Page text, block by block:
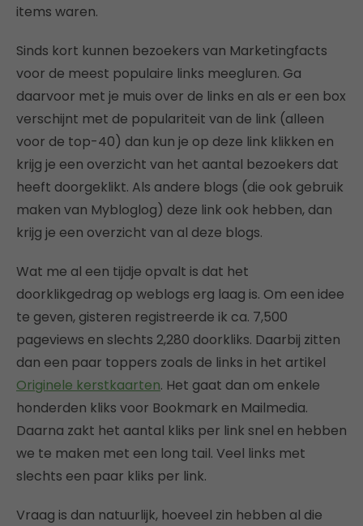
items waren.
Sinds kort kunnen bezoekers van Marketingfacts
voor de meest populaire links meegluren. Ga
daarvoor met je muis over de links en als er een box
verschijnt met de populariteit van de link (alleen
voor de top-40) dan kun je op deze link klikken en
krijg je een overzicht van het aantal bezoekers dat
heeft doorgeklikt. Als andere blogs (die ook gebruik
maken van Mybloglog) deze link ook hebben, dan
krijg je een overzicht van al deze blogs.
Wat me al een tijdje opvalt is dat het
doorklikgedrag op weblogs erg laag is. Om een idee
te geven, gisteren registreerde ik ca. 7,500
pageviews en slechts 2,280 doorkliks. Daarbij zitten
dan een paar toppers zoals de links in het artikel
Originele kerstkaarten. Het gaat dan om enkele
honderden kliks voor Bookmark en Mailmedia.
Daarna zakt het aantal kliks per link snel en hebben
we te maken met een long tail. Veel links met
slechts een paar kliks per link.
Vraag is dan natuurlijk, hoeveel zin hebben al die